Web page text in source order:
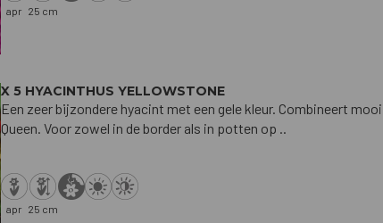
apr 25 cm
X 5 HYACINTHUS YELLOWSTONE
Een zeer bijzondere hyacint met een gele kleur. Combineert
Queen. Voor zowel in de border als in potten op ..
apr 25 cm